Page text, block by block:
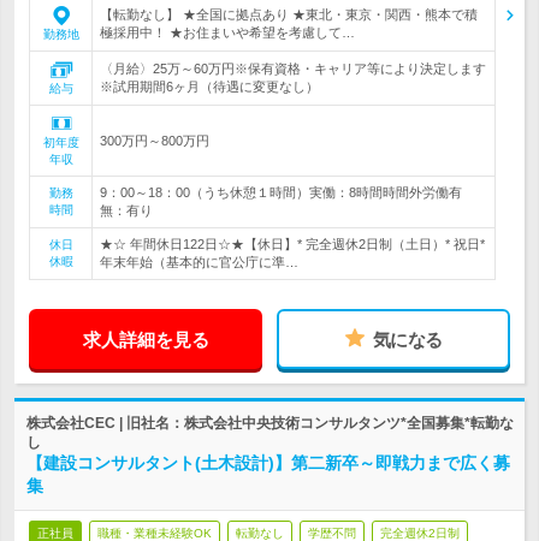
勤務地
【転勤なし】 ★全国に拠点あり ★東北・東京・関西・熊本で積
極採用中！ ★お住まいや希望を考慮して…
給与
〈月給〉25万～60万円※保有資格・キャリア等により決定します
※試用期間6ヶ月（待遇に変更なし）
初年度
年収
300万円～800万円
勤務
時間
9：00～18：00（うち休憩１時間）実働：8時間時間外労働有
無：有り
休日
休暇
★☆ 年間休日122日☆★【休日】* 完全週休2日制（土日）* 祝日*
年末年始（基本的に官公庁に準…
求人詳細を見る 気になる
株式会社CEC | 旧社名：株式会社中央技術コンサルタンツ*全国募集*転勤な
し
【建設コンサルタント(土木設計)】第二新卒～即戦力まで広く募
集
正社員 職種・業種未経験OK 転勤なし 学歴不問 完全週休2日制